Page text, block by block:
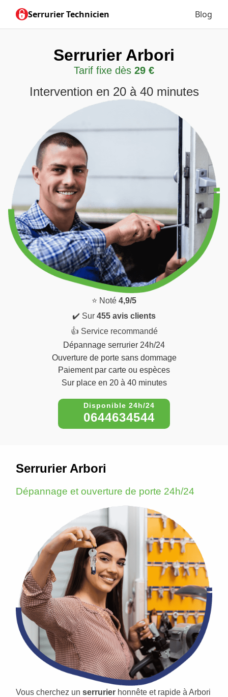
Serrurier Technicien Blog
Serrurier Arbori
Tarif fixe dès 29 €
Intervention en 20 à 40 minutes
⭐ Noté 4,9/5
✔️ Sur 455 avis clients
👍 Service recommandé
Dépannage serrurier 24h/24
Ouverture de porte sans dommage
Paiement par carte ou espèces
Sur place en 20 à 40 minutes
0644634544
Serrurier Arbori
Dépannage et ouverture de porte 24h/24
Vous cherchez un serrurier honnête et rapide à Arbori